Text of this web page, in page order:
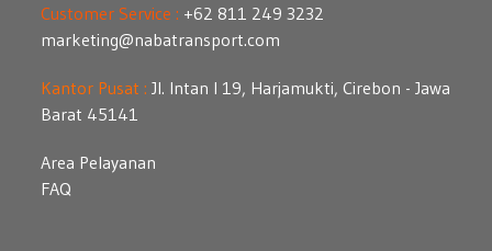
Customer Service : +62 811 249 3232
marketing@nabatransport.com
Kantor Pusat : Jl. Intan I 19, Harjamukti, Cirebon - Jawa
Barat 45141
Area Pelayanan
FAQ